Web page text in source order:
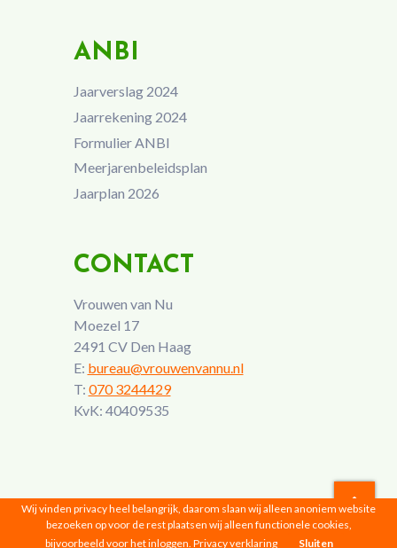
ANBI
Jaarverslag 2024
Jaarrekening 2024
Formulier ANBI
Meerjarenbeleidsplan
Jaarplan 2026
CONTACT
Vrouwen van Nu
Moezel 17
2491 CV Den Haag
E: bureau@vrouwenvannu.nl
T: 070 3244429
KvK: 40409535
Vrouwen van Nu © 2026 |Privacyverklaring
Wij vinden privacy heel belangrijk, daarom slaan wij alleen anoniem website
bezoeken op voor de rest plaatsen wij alleen functionele cookies,
bijvoorbeeld voor het inloggen. Privacy verklaring Sluiten